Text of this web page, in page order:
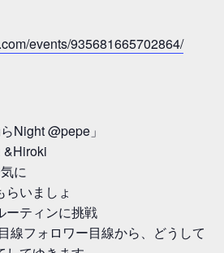
events/935681665702864/
Night @pepe」
&Hiroki
に
いましょ
ーティンに挑戦
線フォロワー目線から、どうして